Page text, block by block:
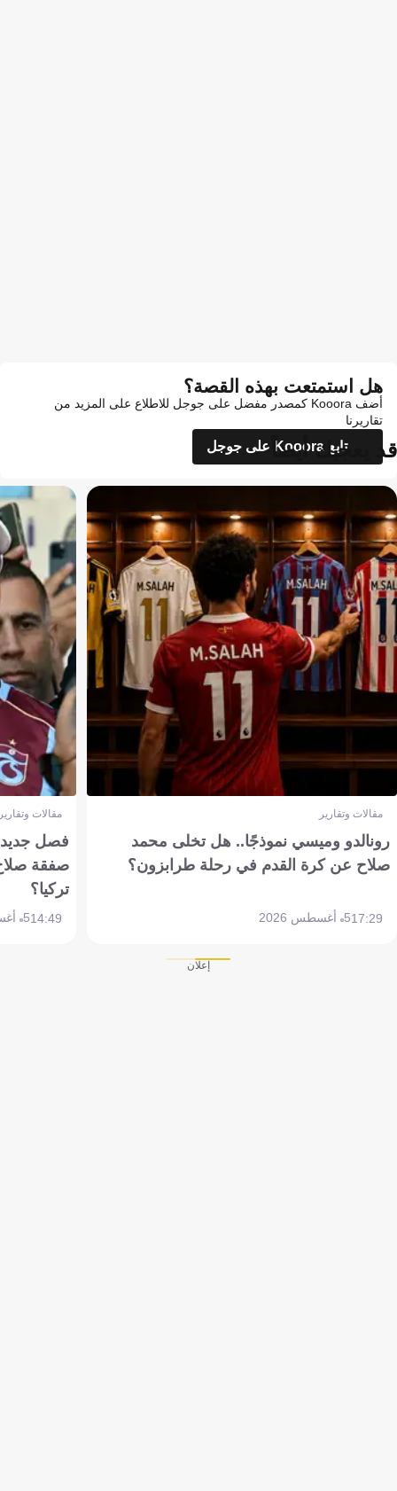
هل استمتعت بهذه القصة؟
أضف Kooora كمصدر مفضل على جوجل للاطلاع على المزيد من
تقاريرنا
تابع Kooora على جوجل
قد يعجبك أيضاً
مقالات وتقارير
رونالدو وميسي نموذجًا.. هل تخلى محمد
صلاح عن كرة القدم في رحلة طرابزون؟
17:295 أغسطس 2026
مقالات
فصل جديد
صفقة
تركيا؟
14:495 أغسطس 2026
إعلان